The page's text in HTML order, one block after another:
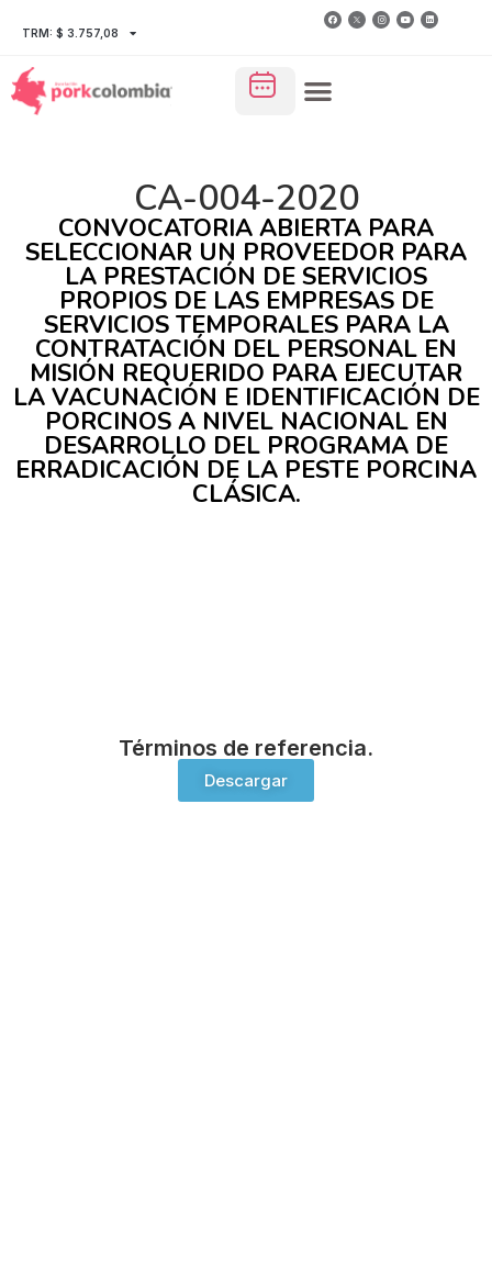
TRM: $ 3.757,08
CA-004-2020
CONVOCATORIA ABIERTA PARA
SELECCIONAR UN PROVEEDOR PARA
LA PRESTACIÓN DE SERVICIOS
PROPIOS DE LAS EMPRESAS DE
SERVICIOS TEMPORALES PARA LA
CONTRATACIÓN DEL PERSONAL EN
MISIÓN REQUERIDO PARA EJECUTAR
LA VACUNACIÓN E IDENTIFICACIÓN DE
PORCINOS A NIVEL NACIONAL EN
DESARROLLO DEL PROGRAMA DE
ERRADICACIÓN DE LA PESTE PORCINA
CLÁSICA.
Términos de referencia.
Descargar